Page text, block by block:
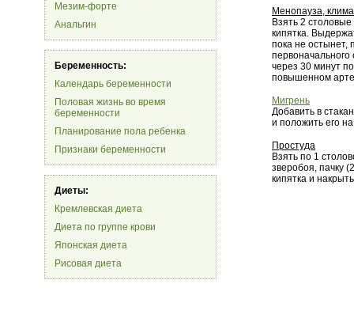
Мезим-форте
Анальгин
Беременность:
Календарь беременности
Половая жизнь во время
беременности
Планирование пола ребенка
Признаки беременности
Диеты:
Кремлевская диета
Диета по группе крови
Японская диета
Рисовая диета
Менопауза,
Взять 2
кипятка.
пока не остынет,
через 30 минут
повышенном
Мигрень
Добавить в
и положить его на
Простуда
Взять по 1
зверобоя, пачку
кипятка и